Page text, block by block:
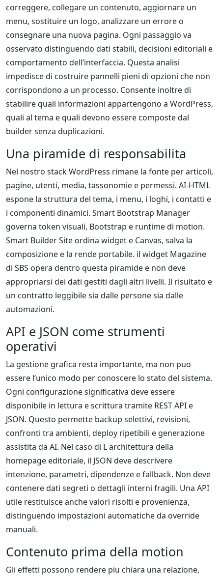
correggere, collegare un contenuto, aggiornare un
menu, sostituire un logo, analizzare un errore o
consegnare una nuova pagina. Ogni passaggio va
osservato distinguendo dati stabili, decisioni editoriali e
comportamento dell’interfaccia. Questa analisi
impedisce di costruire pannelli pieni di opzioni che non
corrispondono a un processo. Consente inoltre di
stabilire quali informazioni appartengono a WordPress,
quali al tema e quali devono essere composte dal
builder senza duplicazioni.
Una piramide di responsabilita
Nel nostro stack WordPress rimane la fonte per articoli,
pagine, utenti, media, tassonomie e permessi. AI-HTML
espone la struttura del tema, i menu, i loghi, i contatti e
i componenti dinamici. Smart Bootstrap Manager
governa token visuali, Bootstrap e runtime di motion.
Smart Builder Site ordina widget e Canvas, salva la
composizione e la rende portabile. il widget Magazine
di SBS opera dentro questa piramide e non deve
appropriarsi dei dati gestiti dagli altri livelli. Il risultato e
un contratto leggibile sia dalle persone sia dalle
automazioni.
API e JSON come strumenti
operativi
La gestione grafica resta importante, ma non puo
essere l’unico modo per conoscere lo stato del sistema.
Ogni configurazione significativa deve essere
disponibile in lettura e scrittura tramite REST API e
JSON. Questo permette backup selettivi, revisioni,
confronti tra ambienti, deploy ripetibili e generazione
assistita da AI. Nel caso di L architettura della
homepage editoriale, il JSON deve descrivere
intenzione, parametri, dipendenze e fallback. Non deve
contenere dati segreti o dettagli interni fragili. Una API
utile restituisce anche valori risolti e provenienza,
distinguendo impostazioni automatiche da override
manuali.
Contenuto prima della motion
Gli effetti possono rendere piu chiara una relazione,